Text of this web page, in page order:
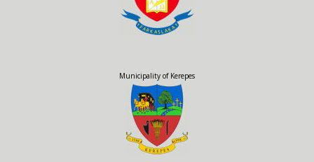
Municipality of Kerepes